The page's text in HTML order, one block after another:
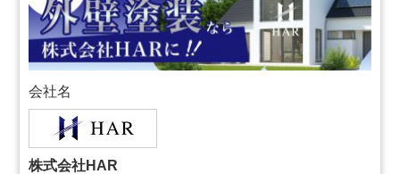
会社名
株式会社HAR